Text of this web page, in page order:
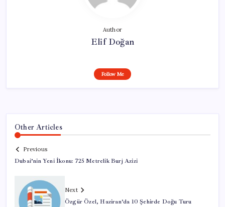
Author
Elif Doğan
Follow Me
Other Articles
Previous
Dubai’nin Yeni İkonu: 725 Metrelik Burj Azizi
Next
Özgür Özel, Haziran’da 10 Şehirde Doğu Turu